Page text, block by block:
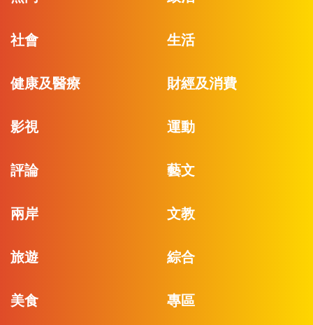
社會 生活
健康及醫療 財經及消費
影視 運動
評論 藝文
兩岸 文教
旅遊 綜合
美食 專區